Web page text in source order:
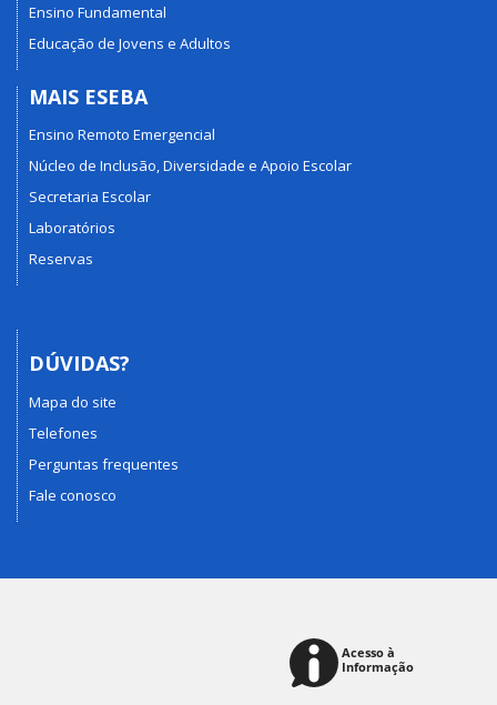
Ensino Fundamental
Educação de Jovens e Adultos
MAIS ESEBA
Ensino Remoto Emergencial
Núcleo de Inclusão, Diversidade e Apoio Escolar
Secretaria Escolar
Laboratórios
Reservas
DÚVIDAS?
Mapa do site
Telefones
Perguntas frequentes
Fale conosco